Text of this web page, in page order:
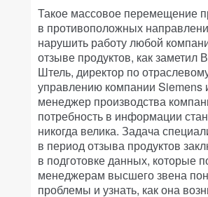
Такое массовое перемещение
в противоположных
нарушить работу любой
отзыве продуктов, как заметил
Штель, директор по
управлению компании
менеджер производства
потребность в информации
никогда велика. Задача
в период отзыва продуктов
в подготовке данных, которые
менеджерам высшего звена
проблемы и узнать, как она